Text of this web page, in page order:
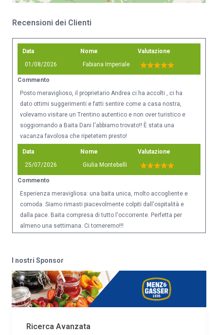
Recensioni dei Clienti
Data
01/08/2026
Nome
Fabiana Imperiale
Valutazione
Commento
Posto meraviglioso, il proprietario Andrea ci ha accolti , ci ha
dato ottimi suggerimenti e fatti sentire come a casa nostra,
volevamo visitare un Trentino autentico e non over turistico e
soggiornando a Baita Dani l'abbiamo trovato!! È stata una
vacanza favolosa che ripetetem presto!
Data
25/07/2026
Nome
Giulia Montebelli
Valutazione
Commento
Esperienza meravigliosa: una baita unica, molto accogliente e
comoda. Siamo rimasti piacevolmente colpiti dall'ospitalità e
dalla pace. Baita compresa di tutto l'occorrente. Perfetta per
almeno una settimana. Ci torneremo!!!
Commento
Giorni trascorsi meravigliosamente, in speciale compagnia, con
una cornice spettacolare. Grazie per l’accoglienza e gentilezza
Data
Nome
I nostri Sponsor
Ricerca Avanzata